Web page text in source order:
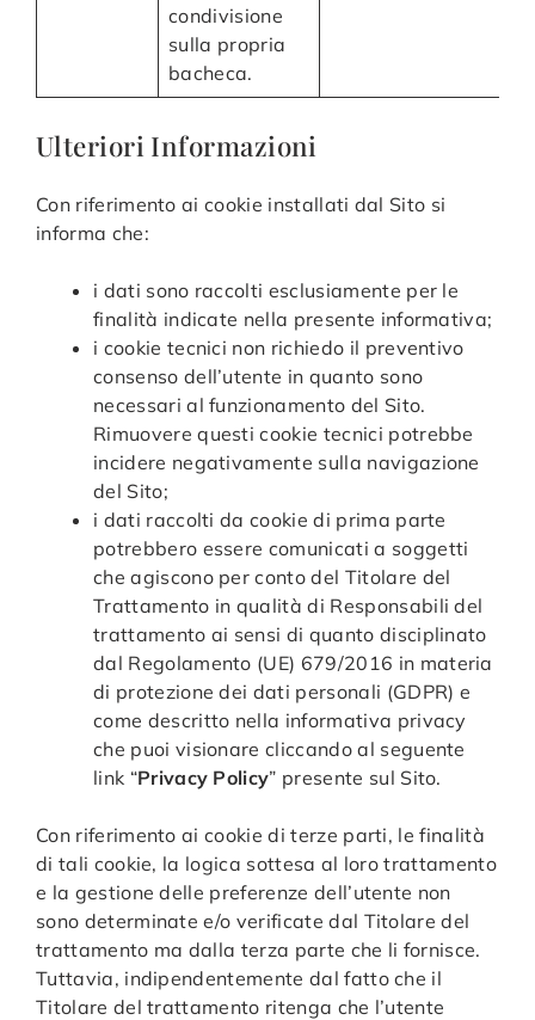
condivisione
sulla propria
bacheca.
Ulteriori Informazioni
Con riferimento ai cookie installati dal Sito si
informa che:
i dati sono raccolti esclusiamente per le
finalità indicate nella presente informativa;
i cookie tecnici non richiedo il preventivo
consenso dell’utente in quanto sono
necessari al funzionamento del Sito.
Rimuovere questi cookie tecnici potrebbe
incidere negativamente sulla navigazione
del Sito;
i dati raccolti da cookie di prima parte
potrebbero essere comunicati a soggetti
che agiscono per conto del Titolare del
Trattamento in qualità di Responsabili del
trattamento ai sensi di quanto disciplinato
dal Regolamento (UE) 679/2016 in materia
di protezione dei dati personali (GDPR) e
come descritto nella informativa privacy
che puoi visionare cliccando al seguente
link “Privacy Policy” presente sul Sito.
Con riferimento ai cookie di terze parti, le finalità
di tali cookie, la logica sottesa al loro trattamento
e la gestione delle preferenze dell’utente non
sono determinate e/o verificate dal Titolare del
trattamento ma dalla terza parte che li fornisce.
Tuttavia, indipendentemente dal fatto che il
Titolare del trattamento ritenga che l’utente